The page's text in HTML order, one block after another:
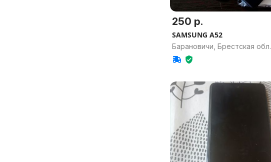
250 р.
SAMSUNG A52
Барановичи, Брестская обл.